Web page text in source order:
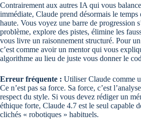
Contrairement aux autres IA qui vous
immédiate, Claude prend désormais le
haute. Vous voyez une barre de progression
problème, explore des pistes, élimine les
vous livre un raisonnement structuré. Pour
c’est comme avoir un mentor qui vous
algorithme au lieu de juste vous donner le
Erreur fréquente : Utiliser Claude comme
Ce n’est pas sa force. Sa force, c’est
respect du style. Si vous devez rédiger un
éthique forte, Claude 4.7 est le seul capable
clichés « robotiques » habituels.